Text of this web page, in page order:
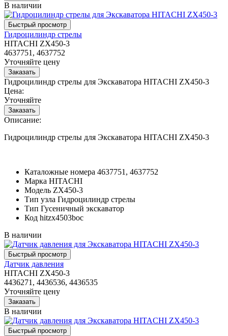
В наличии
Гидроцилиндр стрелы
HITACHI ZX450-3
4637751, 4637752
Уточняйте цену
Гидроцилиндр стрелы для Экскаватора HITACHI ZX450-3
Цена:
Уточняйте
Описание:
Гидроцилиндр стрелы для Экскаватора HITACHI ZX450-3
Каталожные номера 4637751, 4637752
Марка HITACHI
Модель ZX450-3
Тип узла Гидроцилиндр стрелы
Тип Гусеничный экскаватор
Код hitzx4503boc
В наличии
Датчик давления
HITACHI ZX450-3
4436271, 4436536, 4436535
Уточняйте цену
В наличии